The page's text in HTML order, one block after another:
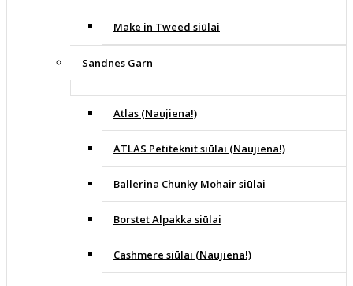
Make in Tweed siūlai
Sandnes Garn
Atlas (Naujiena!)
ATLAS Petiteknit siūlai (Naujiena!)
Ballerina Chunky Mohair siūlai
Borstet Alpakka siūlai
Cashmere siūlai (Naujiena!)